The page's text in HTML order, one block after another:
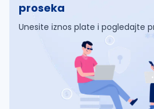
proseka
Unesite iznos plate i pogledajte